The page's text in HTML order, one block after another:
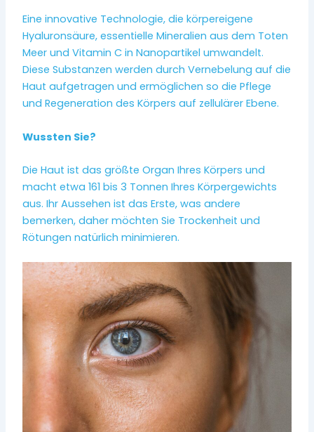
Eine innovative Technologie, die körpereigene
Hyaluronsäure, essentielle Mineralien aus dem Toten
Meer und Vitamin C in Nanopartikel umwandelt.
Diese Substanzen werden durch Vernebelung auf die
Haut aufgetragen und ermöglichen so die Pflege
und Regeneration des Körpers auf zellulärer Ebene.
Wussten Sie?
Die Haut ist das größte Organ Ihres Körpers und
macht etwa 161 bis 3 Tonnen Ihres Körpergewichts
aus. Ihr Aussehen ist das Erste, was andere
bemerken, daher möchten Sie Trockenheit und
Rötungen natürlich minimieren.